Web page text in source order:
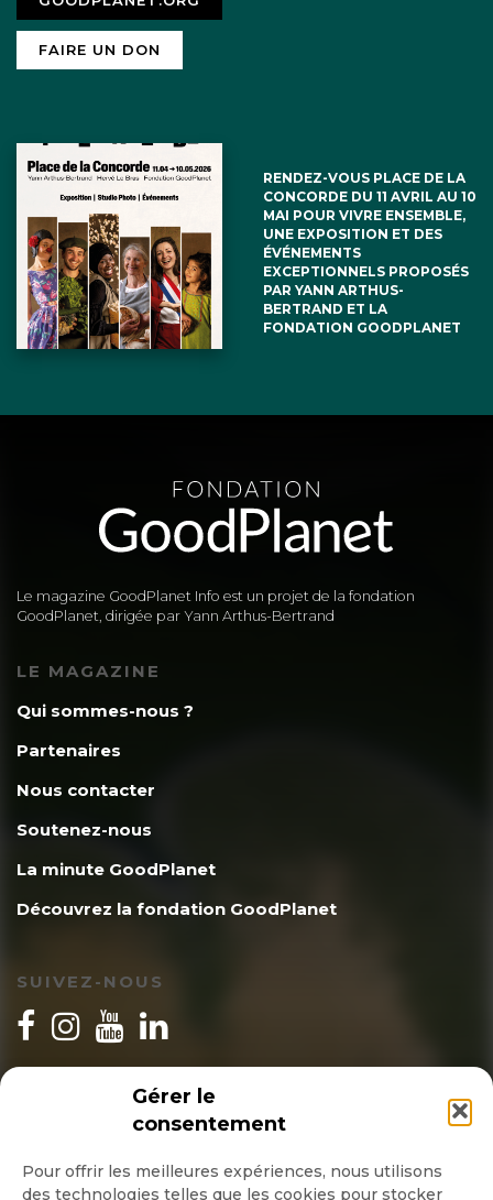
Gérer le
consentement
Pour offrir les meilleures expériences, nous utilisons
des technologies telles que les cookies pour stocker
FAIRE UN DON
RENDEZ-VOUS PLACE DE LA
CONCORDE DU 11 AVRIL AU 10
MAI POUR VIVRE ENSEMBLE,
UNE EXPOSITION ET DES
ÉVÉNEMENTS
EXCEPTIONNELS PROPOSÉS
PAR YANN ARTHUS-
BERTRAND ET LA
FONDATION GOODPLANET
Le magazine GoodPlanet Info est un projet de la fondation
GoodPlanet, dirigée par Yann Arthus-Bertrand
LE MAGAZINE
Qui sommes-nous ?
Partenaires
Nous contacter
Soutenez-nous
La minute GoodPlanet
Découvrez la fondation GoodPlanet
SUIVEZ-NOUS
INSCRIPTION NEWSLETTER